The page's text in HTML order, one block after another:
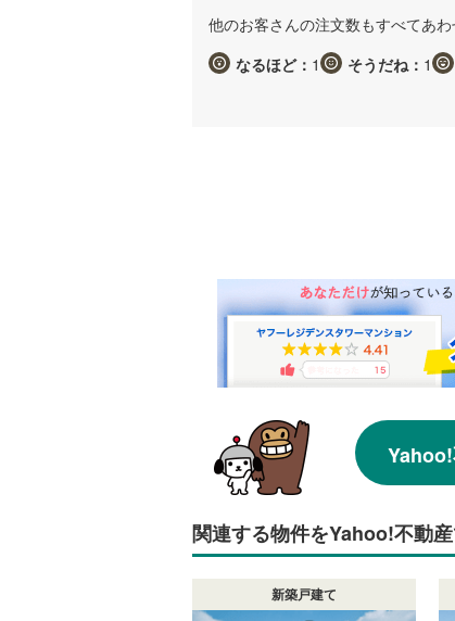
他のお客さんの注文数もすべてあ
なるほど： 1 そうだね： 1
Yahoo!
関連する物件をYahoo!不動
新築戸建て